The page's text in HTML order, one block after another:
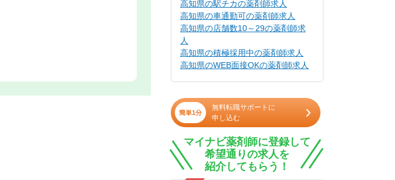
高知県の駅チカの薬剤師求人
高知県の車通勤可の薬剤師求人
高知県の店舗数10～29の薬剤師求
人
高知県の積極採用中の薬剤師求人
高知県のWEB面接OKの薬剤師求人
簡単1分
無料転職サポートに
申し込む
マイナビ薬剤師に登録して
希望通りの求人を
紹介してもらう！